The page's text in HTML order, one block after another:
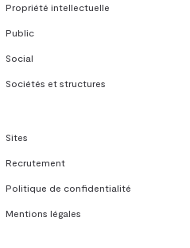
Propriété intellectuelle
Public
Social
Sociétés et structures
Sites
Recrutement
Politique de confidentialité
Mentions légales